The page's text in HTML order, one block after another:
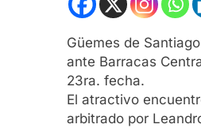
Güemes de
ante Barracas
23ra. fecha.
El atractivo
arbitrado por